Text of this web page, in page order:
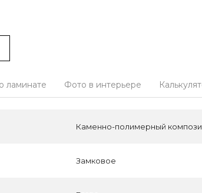
ламинате Фото в интерьере
Каменно-полимерный
Замковое